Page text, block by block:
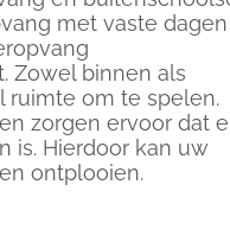
met vaste dagen
Zowel binnen als
ruimte om te spelen.
zorgen ervoor dat
is. Hierdoor kan uw
ontplooien.